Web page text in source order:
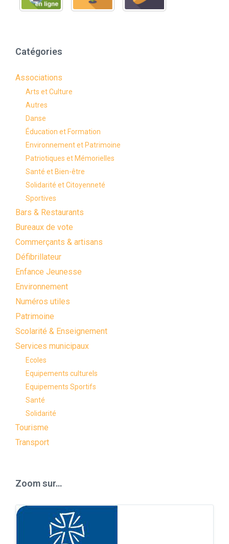
Catégories
Associations
Arts et Culture
Autres
Danse
Éducation et Formation
Environnement et Patrimoine
Patriotiques et Mémorielles
Santé et Bien-être
Solidarité et Citoyenneté
Sportives
Bars & Restaurants
Bureaux de vote
Commerçants & artisans
Défibrillateur
Enfance Jeunesse
Environnement
Numéros utiles
Patrimoine
Scolarité & Enseignement
Services municipaux
Ecoles
Equipements culturels
Equipements Sportifs
Santé
Solidarité
Tourisme
Transport
Zoom sur…